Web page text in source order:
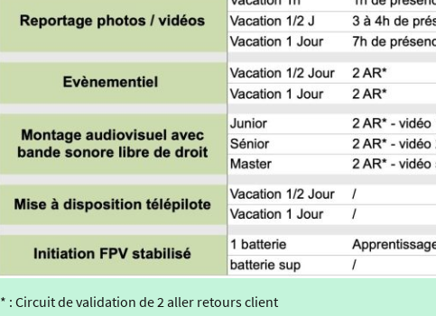
* : Circuit de validation de 2 aller retours client